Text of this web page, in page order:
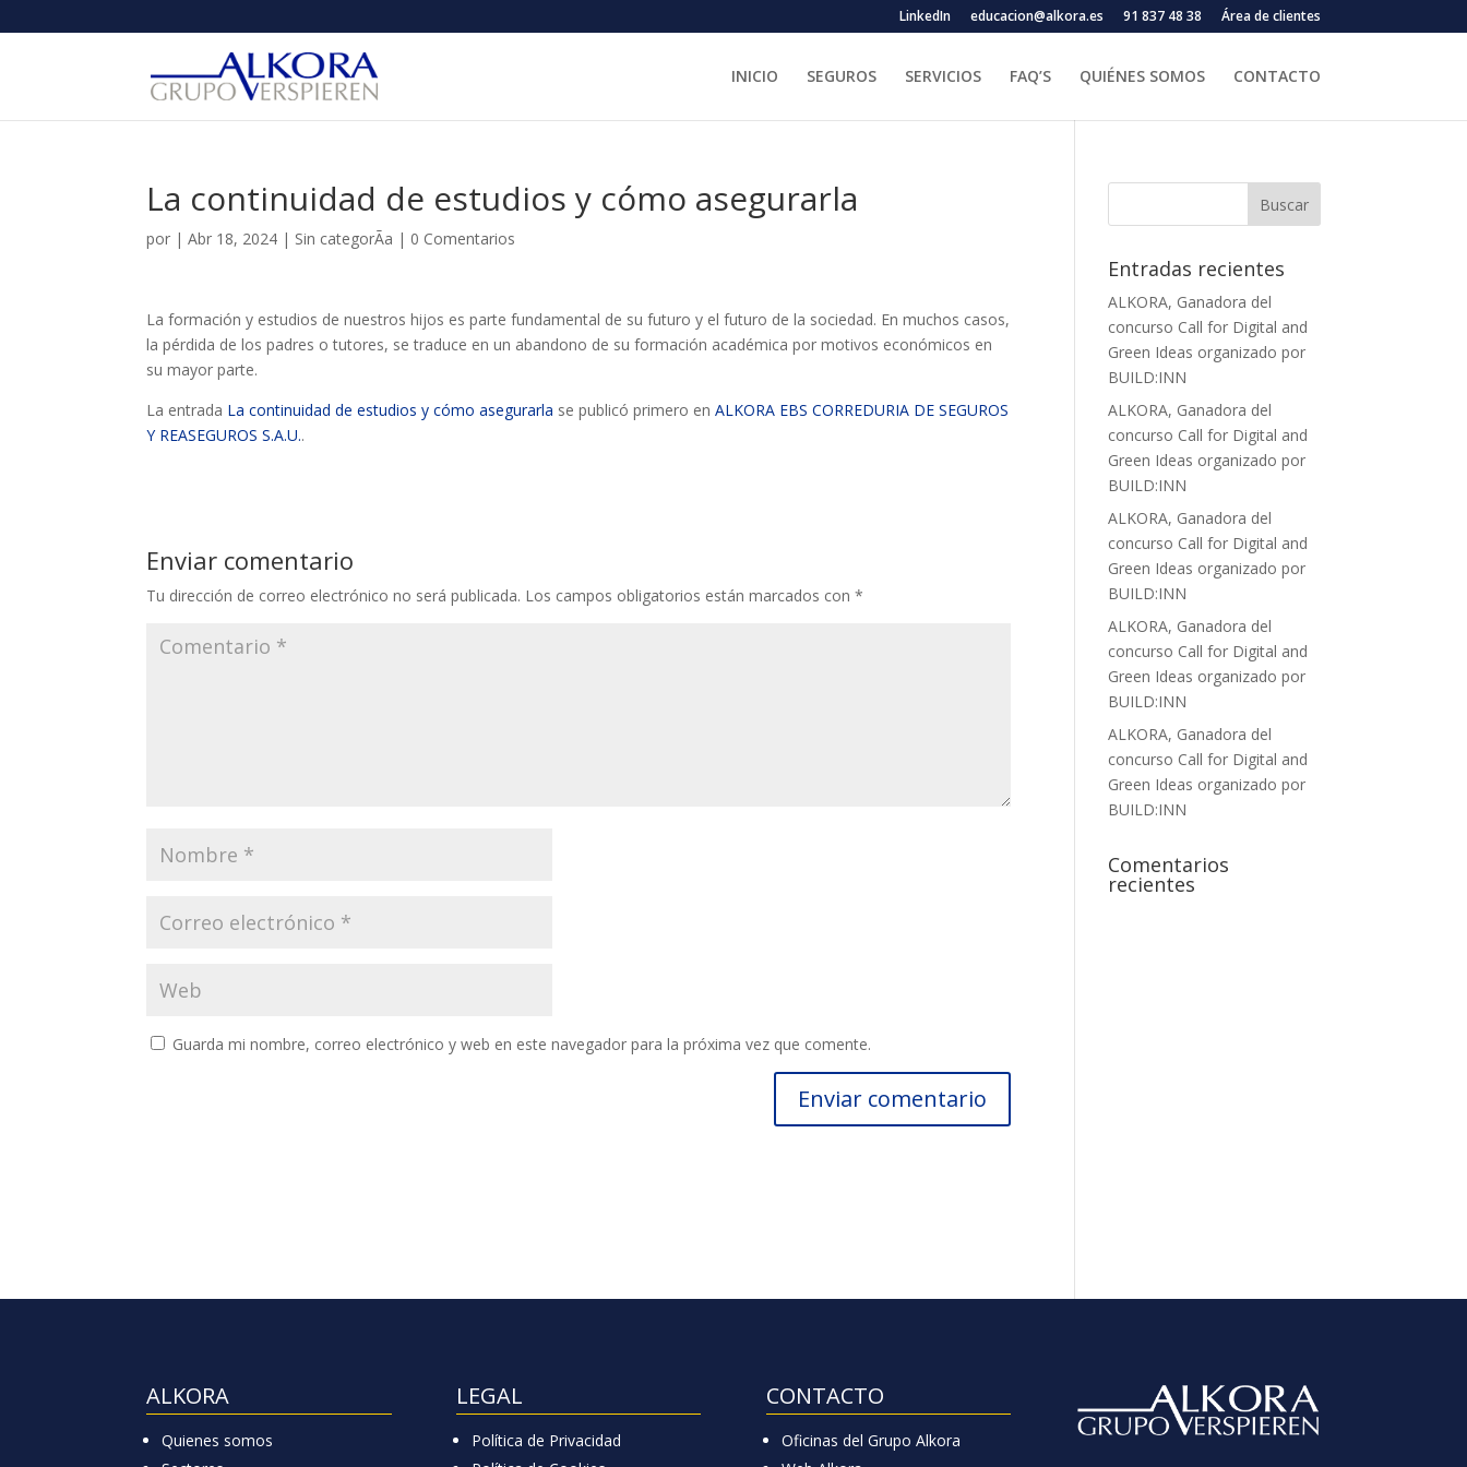
LinkedIn educacion@alkora.es 91 837 48 38 Área de clientes
INICIO SEGUROS SERVICIOS FAQ’S QUIÉNES SOMOS CONTACTO
La continuidad de estudios y cómo asegurarla
por |Abr 18, 2024 | Sin categorÃ­a | 0 Comentarios
La formación y estudios de nuestros hijos es parte fundamental de su futuro y el futuro de la sociedad. En muchos casos,
la pérdida de los padres o tutores, se traduce en un abandono de su formación académica por motivos económicos en
su mayor parte.
La entrada La continuidad de estudios y cómo asegurarla se publicó primero enALKORA EBS CORREDURIA DE SEGUROS
Y REASEGUROS S.A.U..
Enviar comentario
Tu dirección de correo electrónico no será publicada. Los campos obligatorios están marcados con*
Guarda mi nombre, correo electrónico y web en este navegador para la próxima vez que comente.
Entradas recientes
ALKORA, Ganadora del
concurso Call for Digital and
Green Ideas organizado por
BUILD:INN
ALKORA, Ganadora del
concurso Call for Digital and
Green Ideas organizado por
BUILD:INN
ALKORA, Ganadora del
concurso Call for Digital and
Green Ideas organizado por
BUILD:INN
ALKORA, Ganadora del
concurso Call for Digital and
Green Ideas organizado por
BUILD:INN
ALKORA, Ganadora del
concurso Call for Digital and
Green Ideas organizado por
BUILD:INN
Comentarios
recientes
ALKORA
Quienes somos
LEGAL
Política de Privacidad
CONTACTO
Oficinas del Grupo Alkora